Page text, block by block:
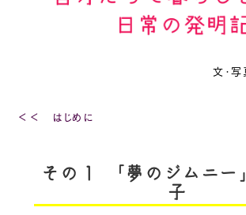
文・
＜＜ はじめに
その１ 「夢のジムニ
子